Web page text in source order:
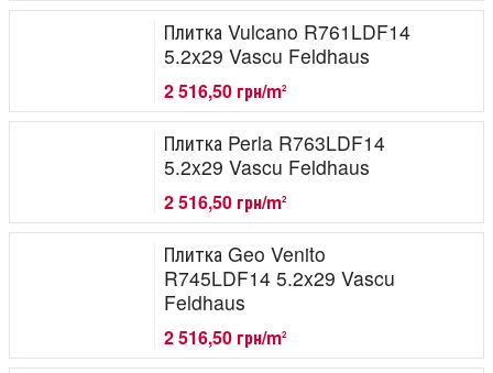
Плитка Vulcano R761LDF14
5.2x29 Vascu Feldhaus
2 516,50 грн/m2
Плитка Perla R763LDF14
5.2x29 Vascu Feldhaus
2 516,50 грн/m2
Плитка Geo Venito
R745LDF14 5.2x29 Vascu
Feldhaus
2 516,50 грн/m2